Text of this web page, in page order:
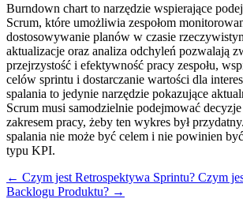
Burndown chart to narzędzie wspierające
Scrum, które umożliwia zespołom
dostosowywanie planów w czasie
aktualizacje oraz analiza odchyleń pozwalają
przejrzystość i efektywność pracy zespołu,
celów sprintu i dostarczanie wartości dla
spalania to jedynie narzędzie pokazujące
Scrum musi samodzielnie podejmować
zakresem pracy, żeby ten wykres był
spalania nie może być celem i nie powinien
typu KPI.
← Czym jest Retrospektywa Sprintu? Czym
Backlogu Produktu? →